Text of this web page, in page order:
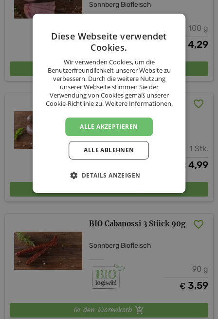
Sonnberg Biofleisch
100 g
4,29
In den Warenkorb
BIO Blunzen 2 Stück 240g
Sonnberg Biofleisch
1 Stk.
€ 4,99
BIO Cabanossi 3 Stück 90g
Sonnberg Biofleisch
90 g
€ 3,59
In den Warenkorb
Diese Webseite verwendet
Cookies.
Wir verwenden Cookies, um die
Benutzerfreundlichkeit unserer Website zu
verbessern. Durch die weitere Nutzung
unserer Webseite stimmen Sie der
Verwendung von Cookies gemäß unserer
Cookie-Richtlinie zu.Weitere Informationen.
ALLE AKZEPTIEREN
ALLE ABLEHNEN
DETAILS ANZEIGEN